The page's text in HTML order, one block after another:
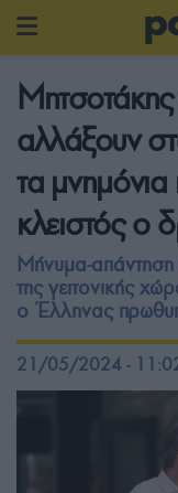
αλλάξουν
τα μνημόνια
κλειστός ο
Μήνυμα-απάντηση
της γειτονικής
ο Έλληνας
21/05/2024 -